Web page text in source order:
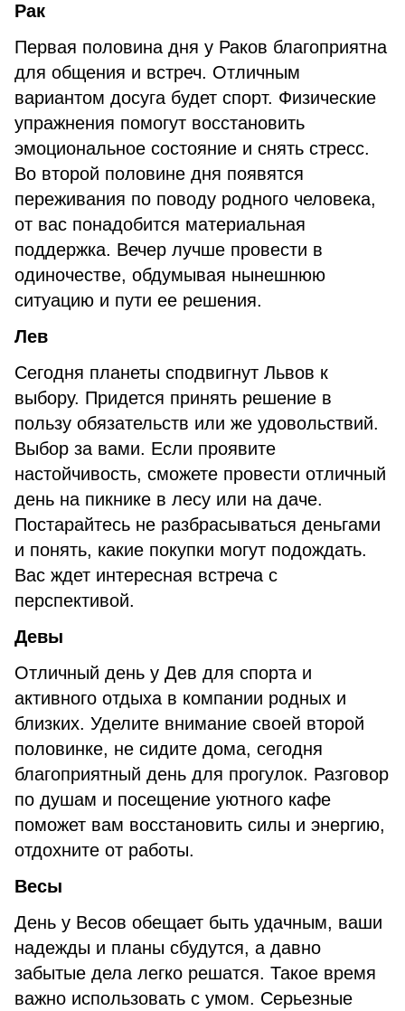
Рак
Первая половина дня у Раков благоприятна
для общения и встреч. Отличным
вариантом досуга будет спорт. Физические
упражнения помогут восстановить
эмоциональное состояние и снять стресс.
Во второй половине дня появятся
переживания по поводу родного человека,
от вас понадобится материальная
поддержка. Вечер лучше провести в
одиночестве, обдумывая нынешнюю
ситуацию и пути ее решения.
Лев
Сегодня планеты сподвигнут Львов к
выбору. Придется принять решение в
пользу обязательств или же удовольствий.
Выбор за вами. Если проявите
настойчивость, сможете провести отличный
день на пикнике в лесу или на даче.
Постарайтесь не разбрасываться деньгами
и понять, какие покупки могут подождать.
Вас ждет интересная встреча с
перспективой.
Девы
Отличный день у Дев для спорта и
активного отдыха в компании родных и
близких. Уделите внимание своей второй
половинке, не сидите дома, сегодня
благоприятный день для прогулок. Разговор
по душам и посещение уютного кафе
поможет вам восстановить силы и энергию,
отдохните от работы.
Весы
День у Весов обещает быть удачным, ваши
надежды и планы сбудутся, а давно
забытые дела легко решатся. Такое время
важно использовать с умом. Серьезные